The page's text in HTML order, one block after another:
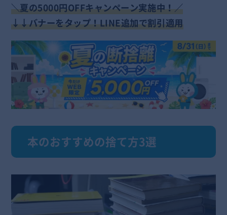
＼夏の5000円OFFキャンペーン実施中！／
↓↓バナーをタップ！LINE追加で割引適用
本のおすすめの捨て方3選